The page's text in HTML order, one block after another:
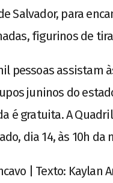
Salvador, para
figurinos de
pessoas assistam
juninos do
é gratuita. A
dia 14, às 10h da
| Texto: Kaylan